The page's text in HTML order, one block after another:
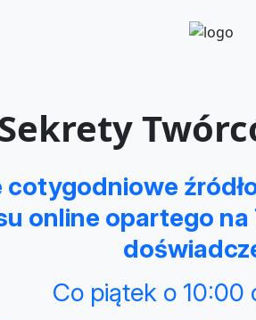
cotygodniowe
online opartego na
Co piątek o 10:00